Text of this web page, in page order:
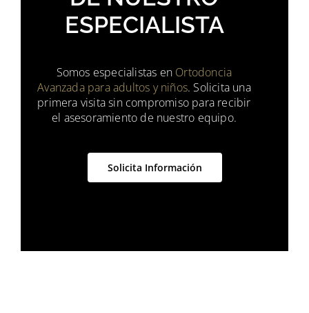
ESPECIALISTA
Somos especialistas en Ortodoncia
Avanzada para adultos y niños. Solicita una
primera visita sin compromiso para recibir
el asesoramiento de nuestro equipo.
Solicita Información